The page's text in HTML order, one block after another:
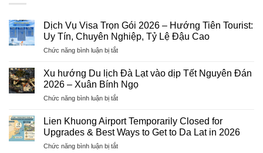
Dịch Vụ Visa Trọn Gói 2026 – Hướng Tiên Tourist:
Uy Tín, Chuyên Nghiệp, Tỷ Lệ Đậu Cao
Chức năng bình luận bị tắtở
Vụ
Visa
Trọn
Gói
–
Hướng
Tourist:
Xu hướng Du lịch Đà Lạt vào dịp Tết Nguyên Đán
2026 – Xuân Bính Ngọ
Chức năng bình luận bị tắtở
hướng
Du
lịch
Đà
Lien Khuong Airport Temporarily Closed for
Upgrades & Best Ways to Get to Da Lat in 2026
Chức năng bình luận bị tắtở